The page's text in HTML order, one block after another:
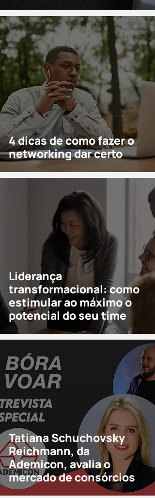
4 dicas de como fazer o
networking dar certo
Liderança
transformacional: como
estimular ao máximo o
potencial do seu time
Tatiana Schuchovsky
Reichmann, da
Ademicon, avalia o
mercado de consórcios